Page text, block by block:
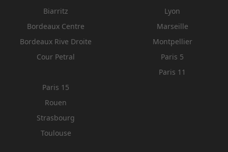
Biarritz
Bordeaux Centre
Bordeaux Rive Droite
Cour Petral
Lyon
Marseille
Montpellier
Paris 5
Paris 11
Paris 15
Rouen
Strasbourg
Toulouse